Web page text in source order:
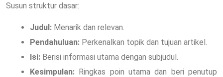
Susun struktur dasar:
Judul: Menarik dan relevan.
Pendahuluan: Perkenalkan topik dan tujuan artikel.
Isi: Berisi informasi utama dengan subjudul.
Kesimpulan: Ringkas poin utama dan beri penutup